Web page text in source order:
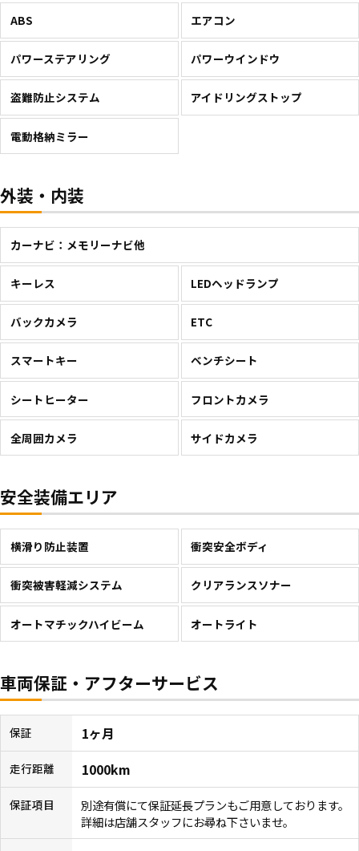
ABS エアコン
パワーステアリング パワーウインドウ
盗難防止システム アイドリングストップ
電動格納ミラー
外装・内装
カーナビ：メモリーナビ他
キーレス LEDヘッドランプ
バックカメラ ETC
スマートキー ベンチシート
シートヒーター フロントカメラ
全周囲カメラ サイドカメラ
安全装備エリア
横滑り防止装置 衝突安全ボディ
衝突被害軽減システム クリアランスソナー
オートマチックハイビーム オートライト
車両保証・アフターサービス
保証 1ヶ月
走行距離 1000km
保証項目
別途有償にて保証延長プランもご用意しております。
詳細は店舗スタッフにお尋ね下さいませ。